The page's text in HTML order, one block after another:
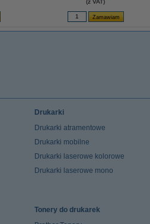
(z VAT)
Drukarki
Drukarki atramentowe
Drukarki mobilne
Drukarki laserowe kolorowe
Drukarki laserowe mono
Tonery do drukarek